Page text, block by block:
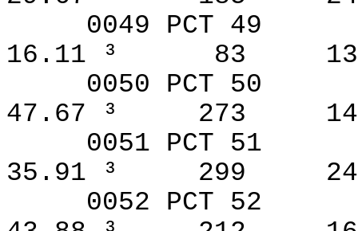
0049 PCT 49
16.11 ³
83
0050 PCT 50
47.67 ³
273
0051 PCT 51
35.91 ³
299
0052 PCT 52